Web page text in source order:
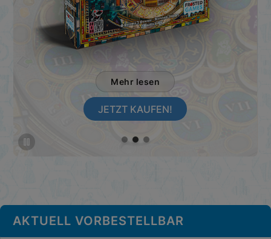
Mehr lesen
JETZT KAUFEN!
AKTUELL VORBESTELLBAR